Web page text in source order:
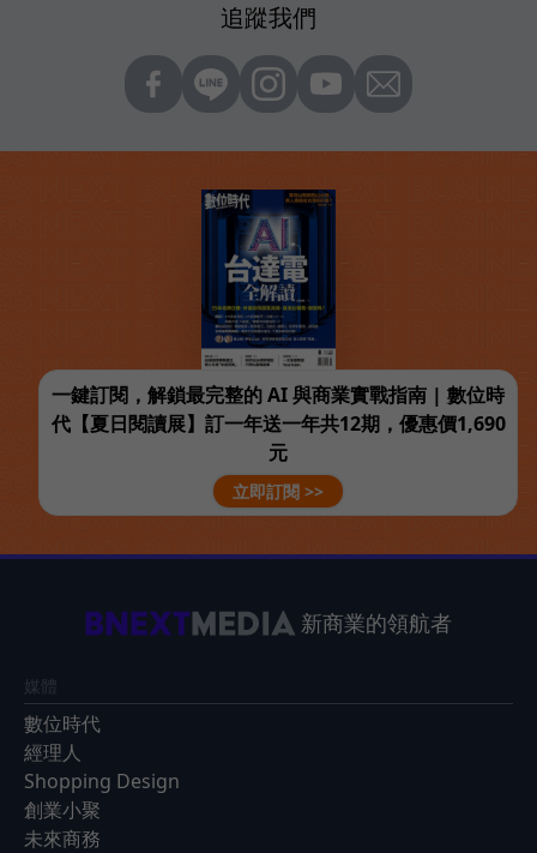
追蹤我們
一鍵訂閱，解鎖最完整的 AI 與商業實戰指南 | 數位時
代【夏日閱讀展】訂一年送一年共12期，優惠價1,690
元
立即訂閱 >>
新商業的領航者
媒體
數位時代
經理人
Shopping Design
創業小聚
未來商務